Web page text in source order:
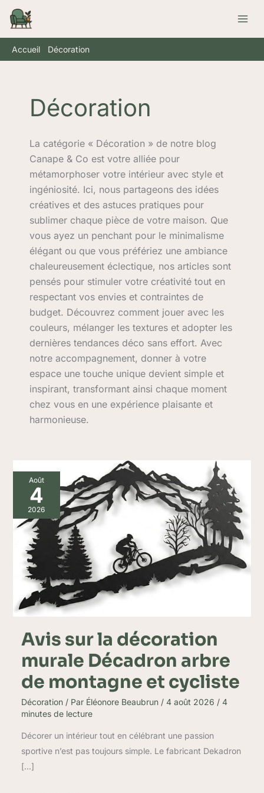
Aller
contenu
Accueil
Décoration
Décoration
La catégorie « Décoration » de notre blog
Canape & Co est votre alliée pour
métamorphoser votre intérieur avec style et
ingéniosité. Ici, nous partageons des idées
créatives et des astuces pratiques pour
sublimer chaque pièce de votre maison. Que
vous ayez un penchant pour le minimalisme
élégant ou que vous préfériez une ambiance
chaleureusement éclectique, nos articles sont
pensés pour stimuler votre créativité tout en
respectant vos envies et contraintes de
budget. Découvrez comment jouer avec les
couleurs, mélanger les textures et adopter les
dernières tendances déco sans effort. Avec
notre accompagnement, donner à votre
espace une touche unique devient simple et
inspirant, transformant ainsi chaque moment
chez vous en une expérience plaisante et
harmonieuse.
Août
4
2026
Avis sur la décoration
murale Décadron arbre
de montagne et cycliste
Décoration/ Par Éléonore Beaubrun / 4 août 2026 / 4
minutes de lecture
Décorer un intérieur tout en célébrant une passion
sportive n’est pas toujours simple. Le fabricant Dekadron
[…]
Avis
sur
la
décoration
murale
Décadron
arbre
de
montagne
et
cycliste
Rechercher